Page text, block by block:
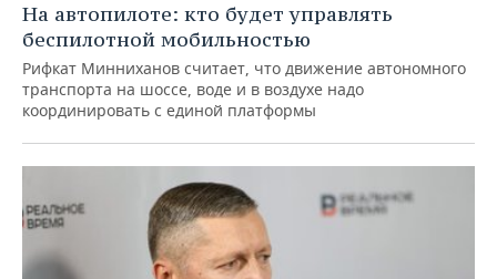
На автопилоте: кто будет управлять
беспилотной мобильностью
Рифкат Минниханов считает, что движение автономного
транспорта на шоссе, воде и в воздухе надо
координировать с единой платформы